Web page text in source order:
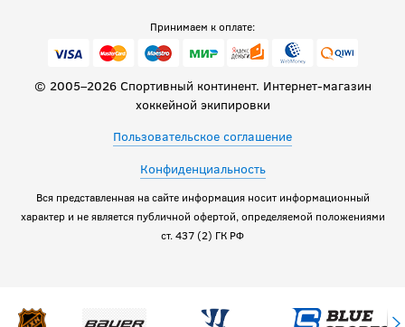
Принимаем к оплате:
© 2005–2026 Спортивный континент. Интернет-магазин
хоккейной экипировки
Пользовательское соглашение
Конфиденциальность
Вся представленная на сайте информация носит информационный
характер и не является публичной офертой, определяемой положениями
ст. 437 (2) ГК РФ